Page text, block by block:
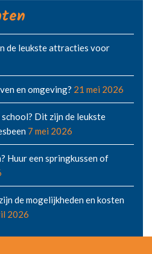
de leukste attracties voor
en omgeving? 21 mei 2026
Dit zijn de leukste
7 mei 2026
Huur een springkussen of
de mogelijkheden en kosten
2026